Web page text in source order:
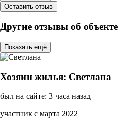
Оставить отзыв
Другие отзывы об объекте
Показать ещё
Хозяин жилья: Светлана
был на сайте: 3 часа назад
участник с марта 2022